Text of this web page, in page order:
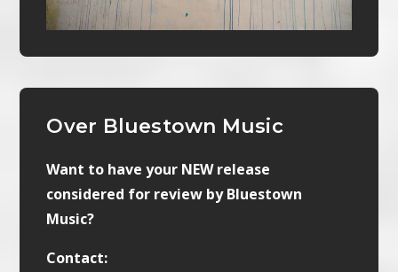
Over Bluestown Music
Want to have your NEW release
considered for review by Bluestown
Music?
Contact: